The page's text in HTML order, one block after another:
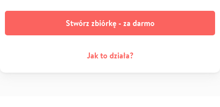
Stwórz zbiórkę - za darmo
Jak to działa?